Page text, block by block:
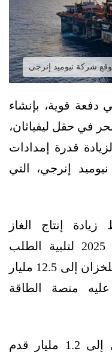
شركة نيوميد إنرجي
دفعة قوية، بإنشاء
في حقل ليفياثان،
دولار لزيادة قدرة إمدادات
إنرجي، التي
إنتاج الغاز
السنوي والصادرات في عام 2025 لتلبية الطلب
المتزايد ترفع القيمة المقدّرة للخزان إلى 12.5 مليار
منصة الطاقة
حاليًا، تُنقل سعة قصوى تصل إلى 1.2 مليار قدم